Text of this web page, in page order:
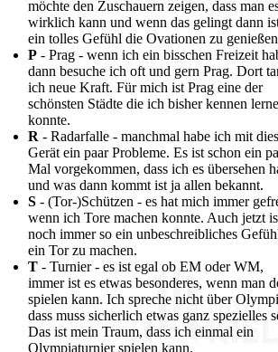
möchte den Zuschauern zeigen, dass man
wirklich kann und wenn das gelingt dann
ein tolles Gefühl die Ovationen zu
P - Prag - wenn ich ein bisschen Freizeit
dann besuche ich oft und gern Prag. Dort
ich neue Kraft. Für mich ist Prag eine der
schönsten Städte die ich bisher kennen
konnte.
R - Radarfalle - manchmal habe ich mit
Gerät ein paar Probleme. Es ist schon ein
Mal vorgekommen, dass ich es übersehen
und was dann kommt ist ja allen bekannt.
S - (Tor-)Schützen - es hat mich immer
wenn ich Tore machen konnte. Auch jetzt
noch immer so ein unbeschreibliches
ein Tor zu machen.
T - Turnier - es ist egal ob EM oder WM,
immer ist es etwas besonderes, wenn man
spielen kann. Ich spreche nicht über
dass muss sicherlich etwas ganz spezielles
Das ist mein Traum, dass ich einmal ein
Olympiaturnier spielen kann.